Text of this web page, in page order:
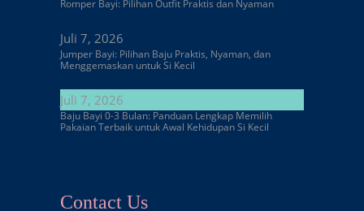
Romper Bayi: Pilihan Outfit Praktis dan Nyaman
Juli 7, 2026
Jumper Bayi: Pilihan Baju Praktis, Nyaman, dan
Menggemaskan untuk Si Kecil
Juli 7, 2026
Baju Bayi 0-3 Bulan: Panduan Lengkap Memilih
Pakaian Terbaik untuk Awal Kehidupan Si Kecil
Contact Us